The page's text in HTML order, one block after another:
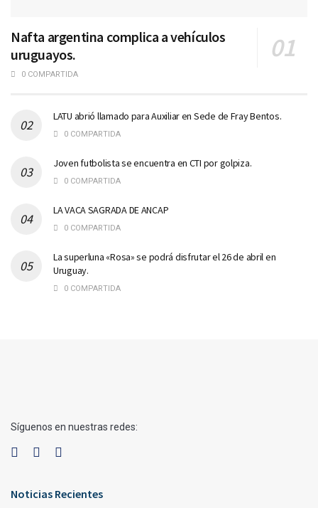
Nafta argentina complica a vehículos
uruguayos.
0 COMPARTIDA
LATU abrió llamado para Auxiliar en Sede de Fray Bentos.
0 COMPARTIDA
Joven futbolista se encuentra en CTI por golpiza.
0 COMPARTIDA
LA VACA SAGRADA DE ANCAP
0 COMPARTIDA
La superluna «Rosa» se podrá disfrutar el 26 de abril en
Uruguay.
0 COMPARTIDA
Síguenos en nuestras redes:
Noticias Recientes